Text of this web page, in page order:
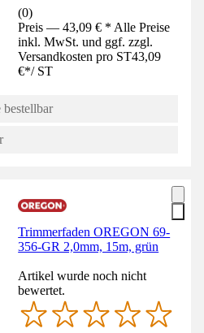
(0)
Preis — 43,09 € * Alle Preise
inkl. MwSt. und ggf. zzgl.
Versandkosten pro ST43,09
€*/ ST
Trimmerfaden OREGON 69-
356-GR 2,0mm, 15m, grün
Artikel wurde noch nicht
bewertet.